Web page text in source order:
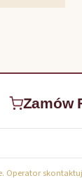
Zamów
Operator